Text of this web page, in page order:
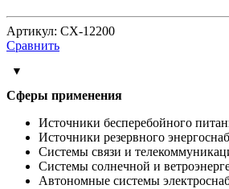
Артикул: CX-12200
Сравнить
Cферы применения
Источники бесперебойного
Источники резервного
Системы связи и
Системы солнечной и
Автономные системы